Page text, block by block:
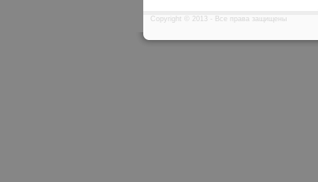
Copyright © 2013 - Все права защищены